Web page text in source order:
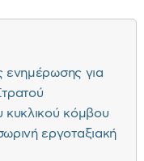
ενημέρωσης για
κυκλικού κόμβου
εργοταξιακή